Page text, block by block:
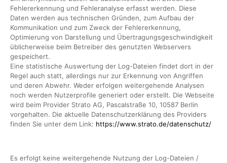
Fehlererkennung und Fehleranalyse erfasst werden. Diese
Daten werden aus technischen Gründen, zum Aufbau der
Kommunikation und zum Zweck der Fehlererkennung,
Optimierung von Darstellung und Übertragungsgeschwindigkeit
üblicherweise beim Betreiber des genutzten Webservers
gespeichert.
Eine statistische Auswertung der Log-Dateien findet dort in der
Regel auch statt, allerdings nur zur Erkennung von Angriffen
und deren Abwehr. Weder erfolgen weitergehende Analysen
noch werden Nutzerprofile generiert oder erstellt. Die Webseite
wird beim Provider Strato AG, Pascalstraße 10, 10587 Berlin
vorgehalten. Die aktuelle Datenschutzerklärung des Providers
finden Sie unter dem Link: https://www.strato.de/datenschutz/
Es erfolgt keine weitergehende Nutzung der Log-Dateien /